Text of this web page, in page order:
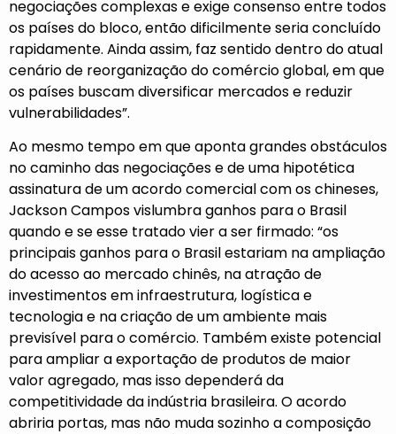
negociações complexas e exige consenso entre todos
os países do bloco, então dificilmente seria concluído
rapidamente. Ainda assim, faz sentido dentro do atual
cenário de reorganização do comércio global, em que
os países buscam diversificar mercados e reduzir
vulnerabilidades”.
Ao mesmo tempo em que aponta grandes obstáculos
no caminho das negociações e de uma hipotética
assinatura de um acordo comercial com os chineses,
Jackson Campos vislumbra ganhos para o Brasil
quando e se esse tratado vier a ser firmado: “os
principais ganhos para o Brasil estariam na ampliação
do acesso ao mercado chinês, na atração de
investimentos em infraestrutura, logística e
tecnologia e na criação de um ambiente mais
previsível para o comércio. Também existe potencial
para ampliar a exportação de produtos de maior
valor agregado, mas isso dependerá da
competitividade da indústria brasileira. O acordo
abriria portas, mas não muda sozinho a composição